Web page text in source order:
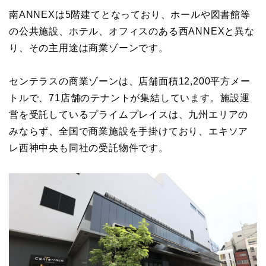
南ANNEXは5階建てとなっており、ホールや図書館等
の公共施設、ホテル、オフィスのある西ANNEXと異な
り、その主用途は商業ゾーンです。
センテラスの商業ゾーンは、店舗面積12,200平方メー
トルで、71店舗のテナントが集結しています。施設運
営を受託しているプライムプレイスは、九州エリアの
みならず、全国で商業施設を手掛けており、エキソア
レ西神中央も同社の受託物件です。